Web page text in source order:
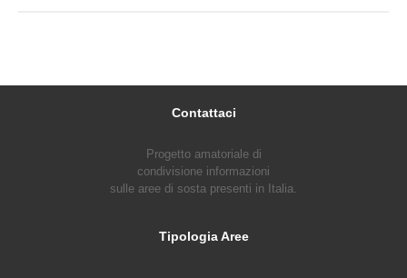
Contattaci
Progetto amatoriale di
condivisione informazioni
sulle aree di sosta presenti in Italia.
Tipologia Aree